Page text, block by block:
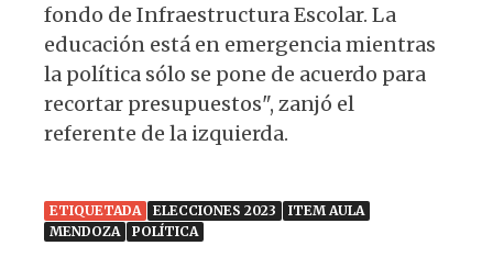
fondo de Infraestructura Escolar. La
educación está en emergencia mientras
la política sólo se pone de acuerdo para
recortar presupuestos", zanjó el
referente de la izquierda.
ETIQUETADA ELECCIONES 2023
ITEM AULA
MENDOZA
POLÍTICA